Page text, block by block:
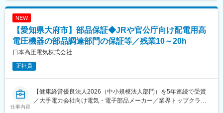
に業務に慣れてきましたら、東京支店への転勤もございます。業
界未経験の方でも、段階的に知識を身につけられる環境です。簿
記3級以上の取得を推奨しており、通信教育費・試験費用は会社が
負担します。英会話研修やビジネススクール受講制度もありま
■業務詳細：
具体的には、各工程の進捗管理、人員配置、繁閑調整、スタッフ
の教育・育成、シフト管理、品質改善、安全・労務管理などをお
任せします。
■組織構成：
NEW
【愛知県大府市】部品保証◆JRや官公庁向け配電用高
電圧機器の部品調達部門の保証等／残業10～20h
日本高圧電気株式会社
正社員
仕事内容
【健康経営優良法人2026（中小規模法人部門）を5年連続で受賞
／大手電力会社向け電気・電子部品メーカー／業界トップクラス